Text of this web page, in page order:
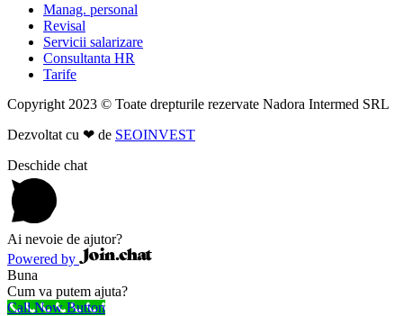
Manag. personal
Revisal
Servicii salarizare
Consultanta HR
Tarife
Copyright 2023 © Toate drepturile rezervate Nadora Intermed SRL
Dezvoltat cu ❤ de SEOINVEST
Deschide chat
Ai nevoie de ajutor?
Powered by
Buna
Cum va putem ajuta?
Call Now Button